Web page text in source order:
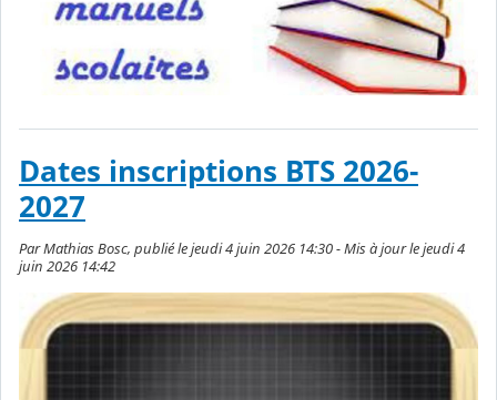
Dates inscriptions BTS 2026-
2027
Par Mathias Bosc, publié le jeudi 4 juin 2026 14:30 - Mis à jour le jeudi 4
juin 2026 14:42